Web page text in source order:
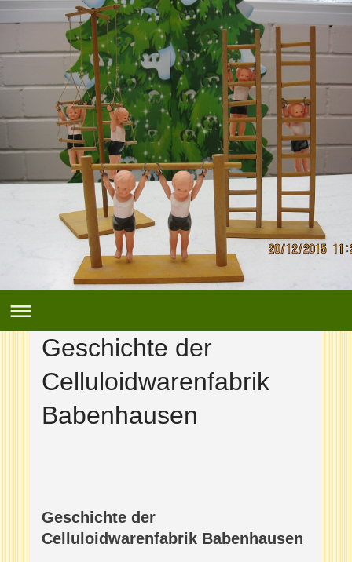
Geschichte der
Celluloidwarenfabrik
Babenhausen
Geschichte der
Celluloidwarenfabrik Babenhausen